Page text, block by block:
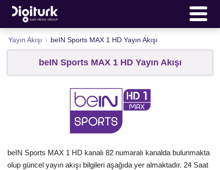
Yayın Akışı › beIN Sports MAX 1 HD Yayın Akışı
beIN Sports MAX 1 HD Yayın Akışı
beIN Sports MAX 1 HD kanalı 82 numaralı kanalda bulunmakta
olup güncel yayın akışı bilgileri aşağıda yer almaktadır. 24 Saat